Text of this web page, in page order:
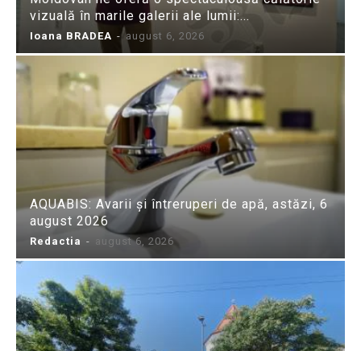
vizuală în marile galerii ale lumii:...
Ioana BRADEA - august 6, 2026
AQUABIS: Avarii și întreruperi de apă, astăzi, 6
august 2026
Redactia - august 6, 2026